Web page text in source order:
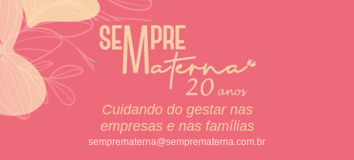
Cuidando do gestar nas
empresas e nas famílias
semprematerna@semprematerna.com.br